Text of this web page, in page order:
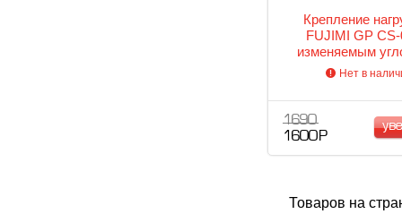
Крепление
FUJIMI GP
изменяемым
GoPro
Нет в
1 690
1 600 Р
Товаров на